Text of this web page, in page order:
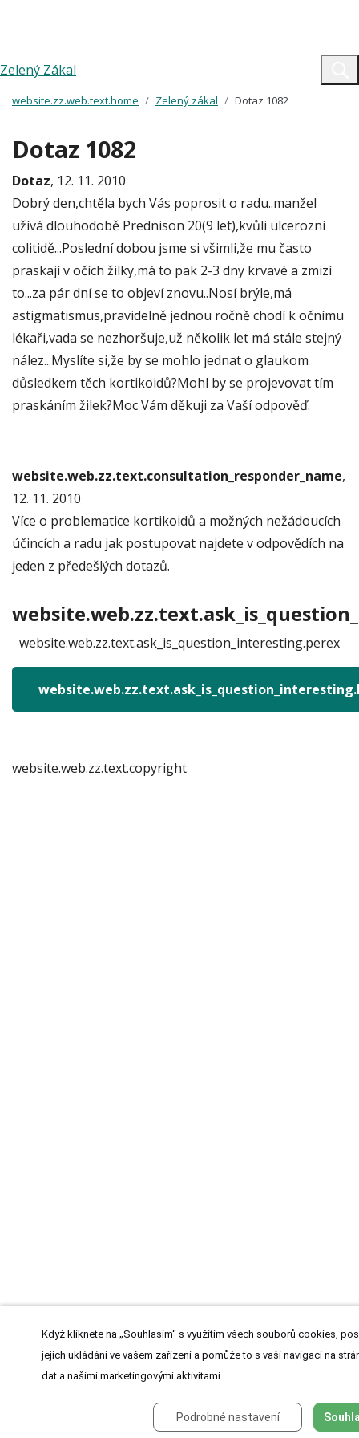
Zelený Zákal
website.zz.web.text.home Zelený zákal Dotaz 1082
Dotaz 1082
Dotaz, 12. 11. 2010
Dobrý den,chtěla bych Vás poprosit o radu..manžel
užívá dlouhodobě Prednison 20(9 let),kvůli ulcerozní
colitidě...Poslední dobou jsme si všimli,že mu často
praskají v očích žilky,má to pak 2-3 dny krvavé a zmizí
to...za pár dní se to objeví znovu..Nosí brýle,má
astigmatismus,pravidelně jednou ročně chodí k očnímu
lékaři,vada se nezhoršuje,už několik let má stále stejný
nález...Myslíte si,že by se mohlo jednat o glaukom
důsledkem těch kortikoidů?Mohl by se projevovat tím
praskáním žilek?Moc Vám děkuji za Vaší odpověď.
website.web.zz.text.consultation_responder_name,
12. 11. 2010
Více o problematice kortikoidů a možných nežádoucích
účincích a radu jak postupovat najdete v odpovědích na
jeden z předešlých dotazů.
website.web.zz.text.ask_is_question_interesting.perex
website.web.zz.text.copyright
Když kliknete na „Souhlasím“ s využitím všech souborů cookies,
jejich ukládání ve vašem zařízení a pomůže to s vaší navigací na
dat a našimi marketingovými aktivitami.
Podrobné nastavení